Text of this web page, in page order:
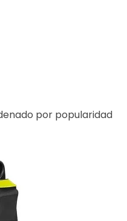
por popularidad